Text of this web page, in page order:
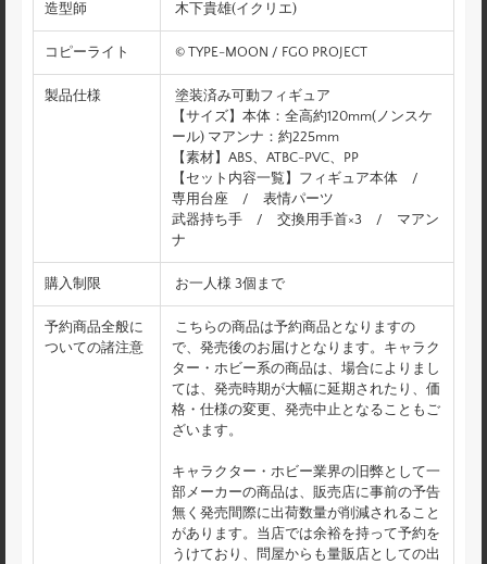
造型師 木下貴雄(イクリエ)
コピーライト © TYPE-MOON / FGO PROJECT
製品仕様
塗装済み可動フィギュア
【サイズ】本体：全高約120mm(ノンスケ
ール) マアンナ：約225mm
【素材】ABS、ATBC-PVC、PP
【セット内容一覧】フィギュア本体 /
専用台座 / 表情パーツ
武器持ち手 / 交換用手首×3 / マアン
ナ
購入制限 お一人様 3個まで
予約商品全般に
ついての諸注意
こちらの商品は予約商品となりますの
で、発売後のお届けとなります。キャラク
ター・ホビー系の商品は、場合によりまし
ては、発売時期が大幅に延期されたり、価
格・仕様の変更、発売中止となることもご
ざいます。
キャラクター・ホビー業界の旧弊として一
部メーカーの商品は、販売店に事前の予告
無く発売間際に出荷数量が削減されること
があります。当店では余裕を持って予約を
うけており、問屋からも量販店としての出